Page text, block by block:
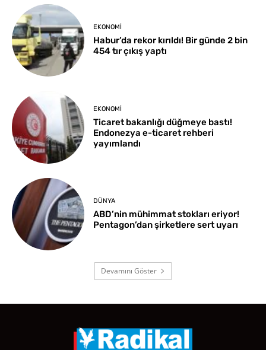
EKONOMI
Habur’da rekor kırıldı! Bir günde 2 bin
454 tır çıkış yaptı
EKONOMI
Ticaret bakanlığı düğmeye bastı!
Endonezya e-ticaret rehberi
yayımlandı
DÜNYA
ABD’nin mühimmat stokları eriyor!
Pentagon’dan şirketlere sert uyarı
Devamını Göster